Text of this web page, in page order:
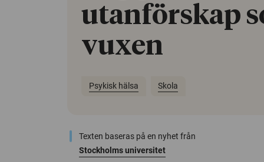
utanförskap
vuxen
Psykisk hälsa Skola
Texten baseras på en nyhet från
Stockholms universitet